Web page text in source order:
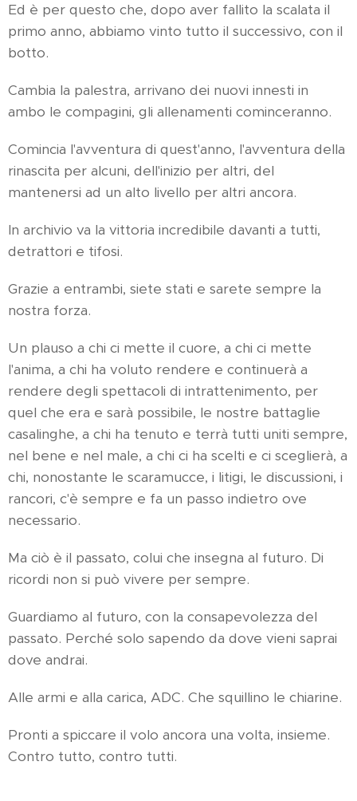
Ed è per questo che, dopo aver fallito la scalata il
primo anno, abbiamo vinto tutto il successivo, con il
botto.
Cambia la palestra, arrivano dei nuovi innesti in
ambo le compagini, gli allenamenti cominceranno.
Comincia l'avventura di quest'anno, l'avventura della
rinascita per alcuni, dell'inizio per altri, del
mantenersi ad un alto livello per altri ancora.
In archivio va la vittoria incredibile davanti a tutti,
detrattori e tifosi.
Grazie a entrambi, siete stati e sarete sempre la
nostra forza.
Un plauso a chi ci mette il cuore, a chi ci mette
l'anima, a chi ha voluto rendere e continuerà a
rendere degli spettacoli di intrattenimento, per
quel che era e sarà possibile, le nostre battaglie
casalinghe, a chi ha tenuto e terrà tutti uniti sempre,
nel bene e nel male, a chi ci ha scelti e ci sceglierà, a
chi, nonostante le scaramucce, i litigi, le discussioni, i
rancori, c'è sempre e fa un passo indietro ove
necessario.
Ma ciò è il passato, colui che insegna al futuro. Di
ricordi non si può vivere per sempre.
Guardiamo al futuro, con la consapevolezza del
passato. Perché solo sapendo da dove vieni saprai
dove andrai.
Alle armi e alla carica, ADC. Che squillino le chiarine.
Pronti a spiccare il volo ancora una volta, insieme.
Contro tutto, contro tutti.